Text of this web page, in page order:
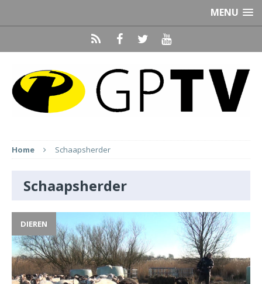
MENU
Home Schaapsherder
Schaapsherder
DIEREN